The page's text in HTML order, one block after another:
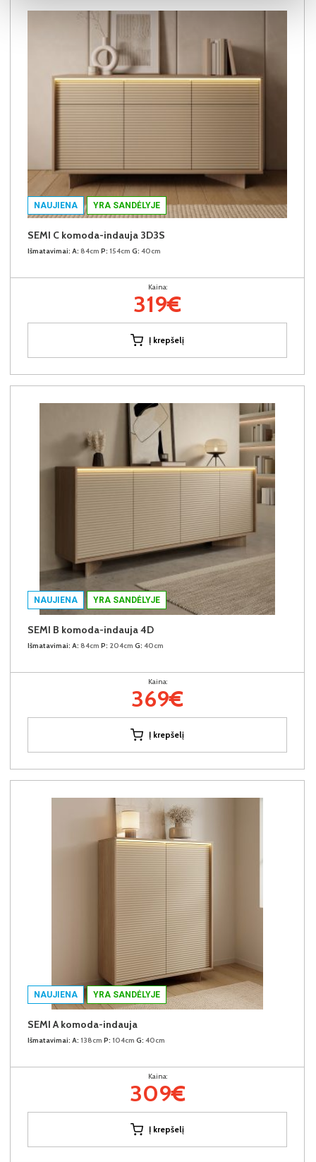
NAUJIENA YRA SANDĖLYJE
SEMI C komoda-indauja 3D3S
Išmatavimai: A: 84cm P: 154cm G: 40cm
Kaina:
319€
Į krepšelį
NAUJIENA YRA SANDĖLYJE
SEMI B komoda-indauja 4D
Išmatavimai: A: 84cm P: 204cm G: 40cm
Kaina:
369€
Į krepšelį
NAUJIENA YRA SANDĖLYJE
SEMI A komoda-indauja
Išmatavimai: A: 138cm P: 104cm G: 40cm
Kaina:
309€
Į krepšelį